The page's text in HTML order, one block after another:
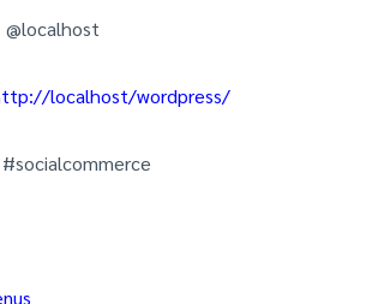
@localhost
localhost/wordpress/